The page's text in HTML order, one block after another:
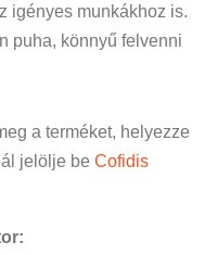
igényes munkákhoz is.
puha, könnyű felvenni
a terméket, helyezze
jelölje be Cofidis